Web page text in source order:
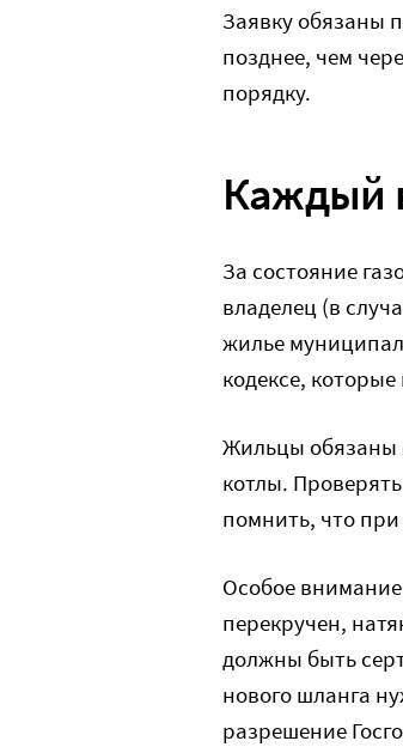
Заявку обязаны
позднее, чем
порядку.
Каждый
За состояние
владелец (в
жилье
кодексе,
Жильцы обязаны
котлы.
помнить, что при
Особое
перекручен,
должны быть
нового шланга
разрешение